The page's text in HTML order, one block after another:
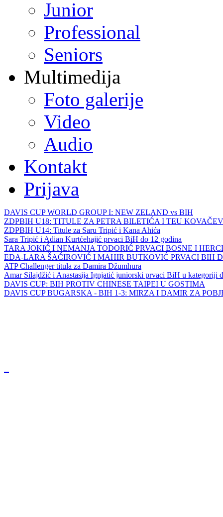
Junior
Professional
Seniors
Multimedija
Foto galerije
Video
Audio
Kontakt
Prijava
DAVIS CUP WORLD GROUP I: NEW ZELAND vs BIH
ZDPBIH U18: TITULE ZA PETRA BILETIĆA I TEU
ZDPBIH U14: Titule za Saru Tripić i Kana Ahića
Sara Tripić i Adian Kurtćehajić prvaci BiH do 12 godina
TARA JOKIĆ I NEMANJA TODORIĆ PRVACI BOSNE I
EDA-LARA ŠAĆIROVIĆ I MAHIR BUTKOVIĆ PRVACI BIH
ATP Challenger titula za Damira Džumhura
Amar Silajdžić i Anastasija Ignjatić juniorski prvaci BiH u kategoriji
DAVIS CUP: BIH PROTIV CHINESE TAIPEI U GOSTIMA
DAVIS CUP BUGARSKA - BIH 1-3: MIRZA I DAMIR ZA